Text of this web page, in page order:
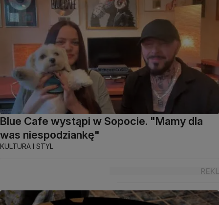
Blue Cafe wystąpi w Sopocie. "Mamy dla
was niespodziankę"
KULTURA I STYL